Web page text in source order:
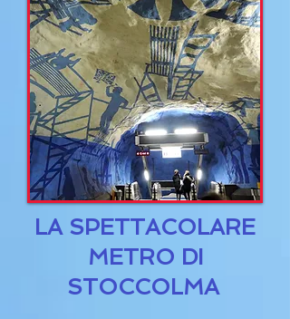
LA SPETTACOLARE
METRO DI
STOCCOLMA